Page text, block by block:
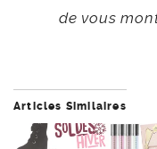
de vous
Articles Similaires